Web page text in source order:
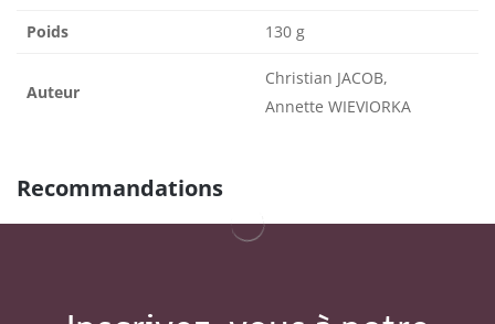
Poids 130 g
Auteur
Christian JACOB,
Annette WIEVIORKA
Recommandations